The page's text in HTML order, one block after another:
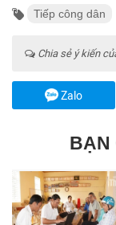
Tiếp công dân
Chia sẻ ý kiến
Zalo
BẠN